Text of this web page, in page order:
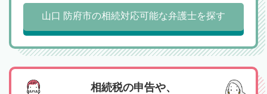
山口 防府市の相続対応可能な弁護士を探す
相続税の申告や、